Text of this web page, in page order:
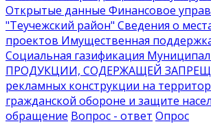
Открытые данные Финансовое
"Теучежский район" Сведения о
проектов Имущественная
Социальная газификация
ПРОДУКЦИИ, СОДЕРЖАЩЕЙ
рекламных конструкции на
гражданской обороне и защите
обращение Вопрос - ответ Опрос